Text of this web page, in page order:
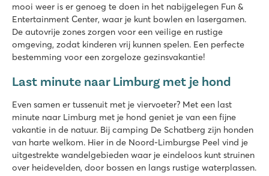
mooi weer is er genoeg te doen in het nabijgelegen Fun &
Entertainment Center, waar je kunt bowlen en lasergamen.
De autovrije zones zorgen voor een veilige en rustige
omgeving, zodat kinderen vrij kunnen spelen. Een perfecte
bestemming voor een zorgeloze gezinsvakantie!
Last minute naar Limburg met je hond
Even samen er tussenuit met je viervoeter? Met een last
minute naar Limburg met je hond geniet je van een fijne
vakantie in de natuur. Bij camping De Schatberg zijn honden
van harte welkom. Hier in de Noord-Limburgse Peel vind je
uitgestrekte wandelgebieden waar je eindeloos kunt struinen
over heidevelden, door bossen en langs rustige waterplassen.